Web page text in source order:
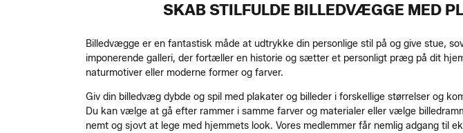
SKAB STILFULDE BILLEDVÆGGE MED
Billedvægge er en fantastisk måde at udtrykke din personlige stil på og give stue,
imponerende galleri, der fortæller en historie og sætter et personligt præg på dit
naturmotiver eller moderne former og farver.
Giv din billedvæg dybde og spil med plakater og billeder i forskellige størrelser og
Du kan vælge at gå efter rammer i samme farver og materialer eller vælge
nemt og sjovt at lege med hjemmets look. Vores medlemmer får nemlig adgang til